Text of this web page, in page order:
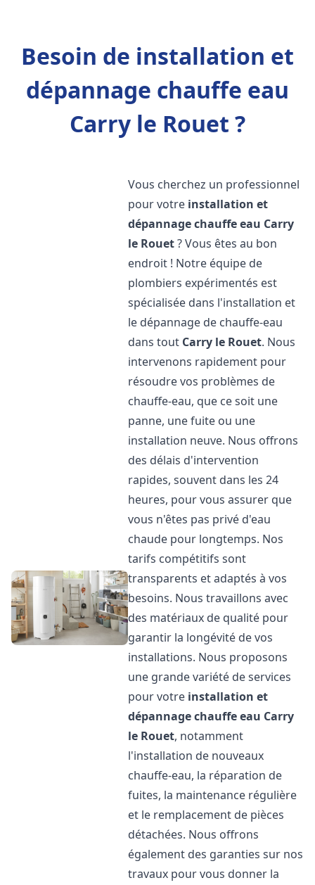
Besoin de installation et
dépannage chauffe eau
Carry le Rouet ?
Vous cherchez un professionnel
pour votre installation et
dépannage chauffe eau Carry
le Rouet? Vous êtes au bon
endroit ! Notre équipe de
plombiers expérimentés est
spécialisée dans l'installation et
le dépannage de chauffe-eau
dans tout Carry le Rouet. Nous
intervenons rapidement pour
résoudre vos problèmes de
chauffe-eau, que ce soit une
panne, une fuite ou une
installation neuve. Nous offrons
des délais d'intervention
rapides, souvent dans les 24
heures, pour vous assurer que
vous n'êtes pas privé d'eau
chaude pour longtemps. Nos
tarifs compétitifs sont
transparents et adaptés à vos
besoins. Nous travaillons avec
des matériaux de qualité pour
garantir la longévité de vos
installations. Nous proposons
une grande variété de services
pour votre installation et
dépannage chauffe eau Carry
le Rouet, notamment
l'installation de nouveaux
chauffe-eau, la réparation de
fuites, la maintenance régulière
et le remplacement de pièces
détachées. Nous offrons
également des garanties sur nos
travaux pour vous donner la